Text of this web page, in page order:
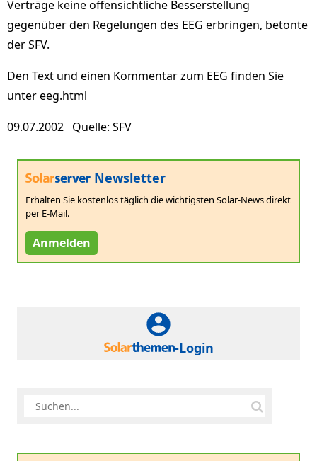
Verträge keine offensichtliche Besserstellung
gegenüber den Regelungen des EEG erbringen, betonte
der SFV.
Den Text und einen Kommentar zum EEG finden Sie
unter eeg.html
09.07.2002 Quelle: SFV
Newsletter
Erhalten Sie kostenlos täglich die wichtigsten Solar-News direkt
per E-Mail.
Anmelden
-Login